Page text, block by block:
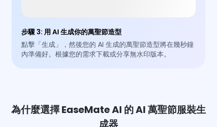
步驟 3:用 AI 生成你的萬聖節造型
點擊「生成」，然後您的 AI 生成的萬聖節造型將在幾秒鐘
內準備好。根據您的需求下載或分享無水印版本。
為什麼選擇 EaseMate AI 的 AI 萬聖節服裝生